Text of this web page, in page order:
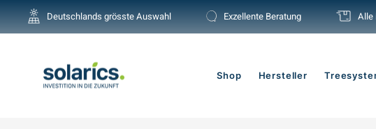
Direkt
zum
Deutschlands grösste Auswahl Exzellente Beratung Alle
Shop Hersteller